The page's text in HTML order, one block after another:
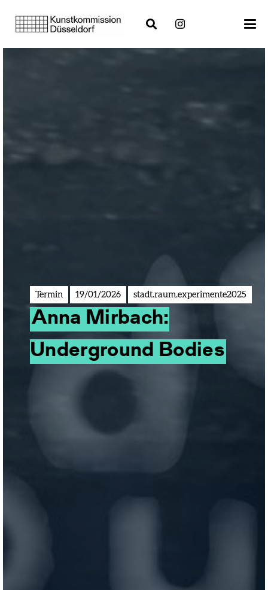
Termin 19/01/2026 stadt.raum.experimente2025
Anna Mirbach:
Underground Bodies